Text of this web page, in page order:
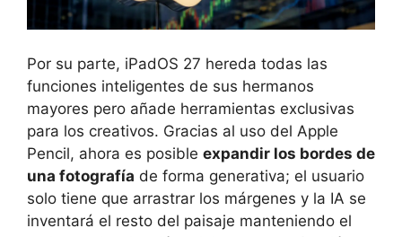
Por su parte, iPadOS 27 hereda todas las
funciones inteligentes de sus hermanos
mayores pero añade herramientas exclusivas
para los creativos. Gracias al uso del Apple
Pencil, ahora es posible expandir los bordes de
una fotografía de forma generativa; el usuario
solo tiene que arrastrar los márgenes y la IA se
inventará el resto del paisaje manteniendo el